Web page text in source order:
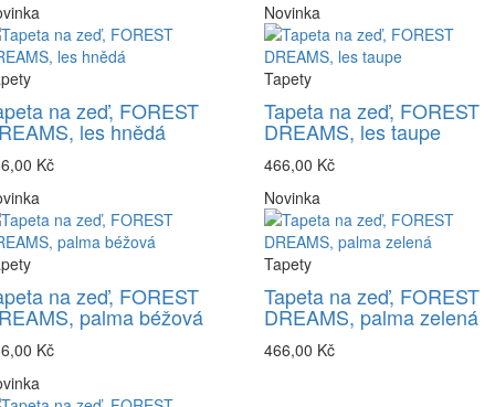
na zeď, FOREST
les hnědá
Kč
Novinka
Tapety
Tapeta na zeď, FOREST
DREAMS, les taupe
466,00 Kč
na zeď, FOREST
palma béžová
Kč
Novinka
Tapety
Tapeta na zeď, FOREST
DREAMS, palma zelená
466,00 Kč